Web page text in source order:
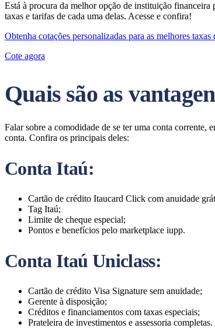
Está à procura da melhor opção de instituição financeira
taxas e tarifas de cada uma delas. Acesse e confira!
Obtenha cotações personalizadas para as melhores
Cote agora
Quais são as
Falar sobre a comodidade de se ter uma conta corrente,
conta. Confira os principais deles:
Conta Itaú:
Cartão de crédito Itaucard Click com anuidade
Tag Itaú;
Limite de cheque especial;
Pontos e benefícios pelo marketplace iupp.
Conta Itaú Uniclass:
Cartão de crédito Visa Signature sem anuidade;
Gerente à disposição;
Créditos e financiamentos com taxas especiais;
Prateleira de investimentos e assessoria completas.